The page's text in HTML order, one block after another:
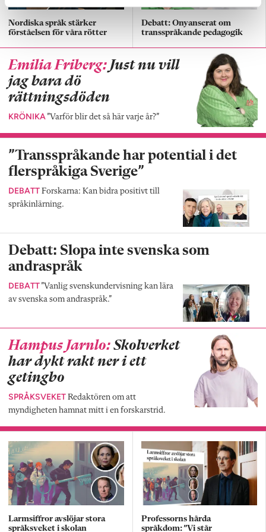
Nordiska språk stärker
förståelsen för våra rötter
Debatt: Onyanserat om
transspråkande pedagogik
Emilia Friberg: Just nu vill
jag bara dö
rättningsdöden
KRÖNIKA”Varför blir det så här varje år?”
”Transspråkande har potential i det
flerspråkiga Sverige”
DEBATT Forskarna: Kan bidra positivt till
språkinlärning.
Debatt: Slopa inte svenska som
andraspråk
DEBATT”Vanlig svenskundervisning kan lära
av svenska som andraspråk.”
Hampus Jarnlo: Skolverket
har dykt rakt ner i ett
getingbo
SPRÅKSVEKET Redaktören om att
myndigheten hamnat mitt i en forskarstrid.
Larmsiffror avslöjar stora
språksveket i skolan
Professorns hårda
språkdom: ”Vi står